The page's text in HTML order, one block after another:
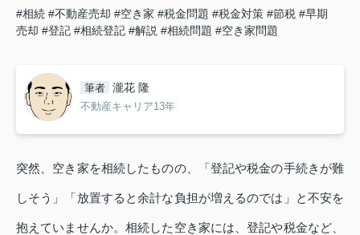
#相続 #不動産売却 #空き家 #税金問題 #税金対策 #節税 #早期
売却 #登記 #相続登記 #解説 #相続問題 #空き家問題
筆者 瀧花 隆
不動産キャリア13年
突然、空き家を相続したものの、「登記や税金の手続きが難
しそう」「放置すると余計な負担が増えるのでは」と不安を
抱えていませんか。相続した空き家には、登記や税金など、